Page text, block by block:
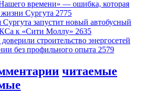
времени» — ошибка, которая
жизни Сургута 2775
запустит новый автобусный
к «Сити Моллу» 2635
строительство энергосетей
без профильного опыта 2579
читаемые